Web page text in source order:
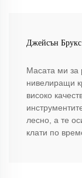
Джейсън Брукс
Масата ми за
нивелиращи
високо
лесно, а те
клати по